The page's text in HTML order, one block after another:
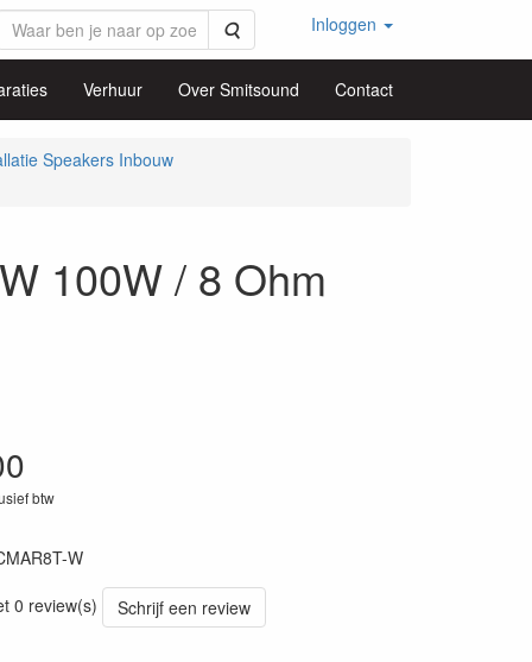
Zoeken Inloggen
Verhuur Over Smitsound Contact
Speakers Inbouw
100W / 8 Ohm
btw
W
0 review(s)
Schrijf een review